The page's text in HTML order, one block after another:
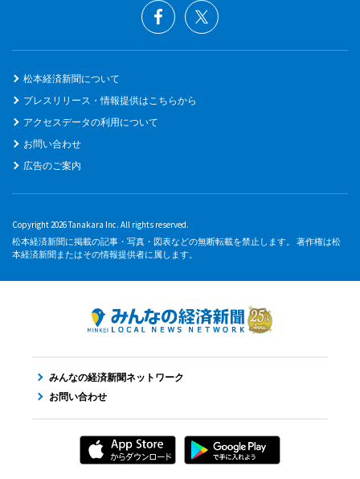
松本経済新聞について
プレスリリース・情報提供はこちらから
アクセスデータの利用について
お問い合わせ
広告のご案内
Copyright 2026 Tanakara Inc. All rights reserved.
松本経済新聞に掲載の記事・写真・図表などの無断転載を禁止します。 著作権は松
本経済新聞またはその情報提供者に属します。
みんなの経済新聞ネットワーク
お問い合わせ